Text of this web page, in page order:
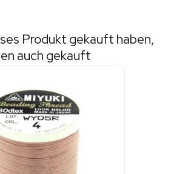
Produkt gekauft haben,
auch gekauft